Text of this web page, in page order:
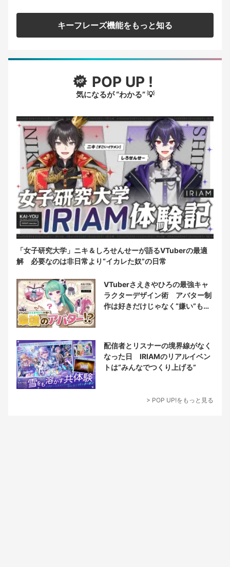
キーフレーズ機能をもっと知る
POP UP !
気になるが “わかる” 💡
「女子研究大学」ニキ＆しろせんせーが語るVTuberの最適
解 必要なのは非日常より“イカレた奴”の日常
VTuberさえきやひろの最強キャ
ラクターデザイン術 アバター制
作は好きだけじゃなく“嫌い”もブ
配信者とリスナーの境界線がなく
なった日 IRIAMのリアルイベン
トは“みんなでつくり上げる”
> POP UP!をもっと見る